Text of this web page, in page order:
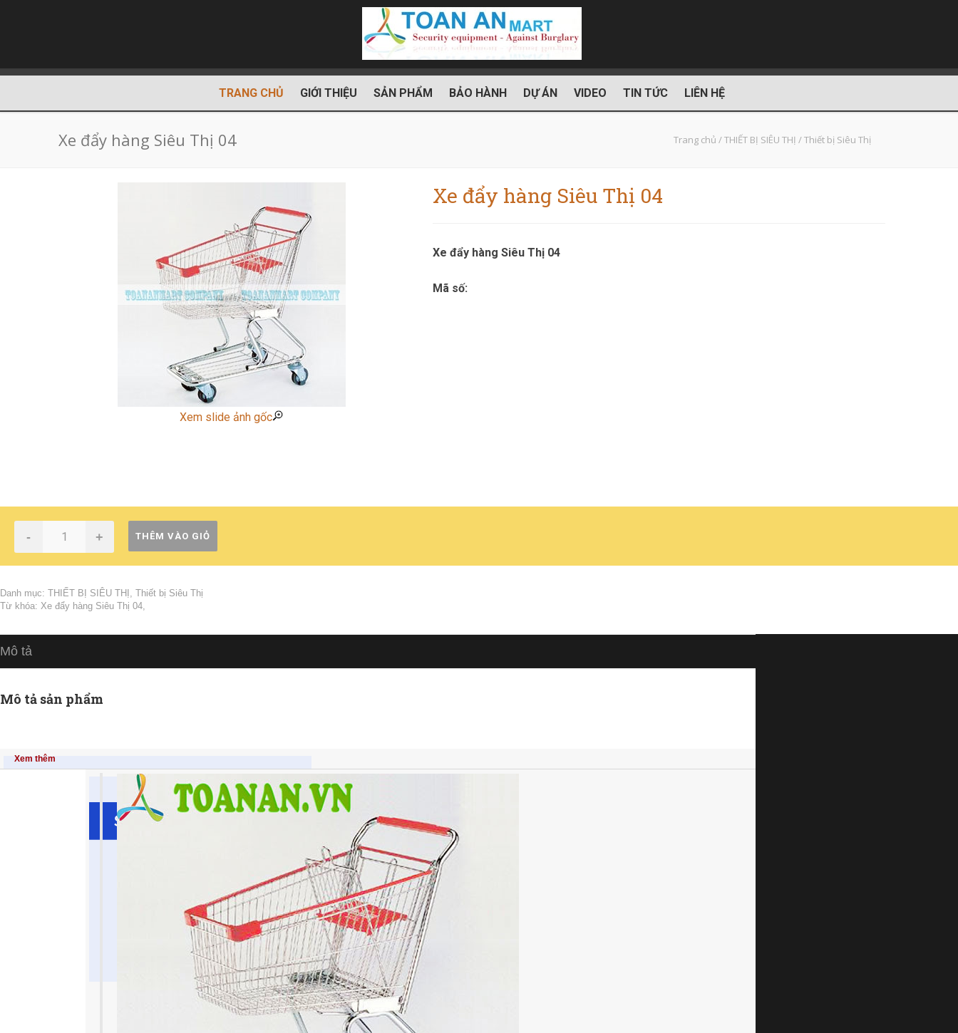
TRANG CHỦ GIỚI THIỆU SẢN PHẨM BẢO HÀNH DỰ ÁN VIDEO TIN TỨC LIÊN HỆ
Xe đẩy hàng Siêu Thị 04 Trang chủ /THIẾT BỊ SIÊU THỊ /Thiết bị Siêu Thị
Xem slide ảnh gốc
Xe đẩy hàng Siêu Thị 04
Xe đẩy hàng Siêu Thị 04
Mã số:
- + THÊM VÀO GIỎ
Danh mục: THIẾT BỊ SIÊU THỊ , Thiết bị Siêu Thị
Từ khóa: Xe đẩy hàng Siêu Thị 04,
Mô tả
Mô tả sản phẩm
Xem thêm